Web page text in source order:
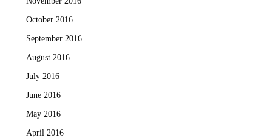
October 2016
September 2016
August 2016
July 2016
June 2016
May 2016
April 2016